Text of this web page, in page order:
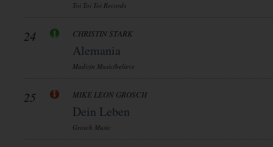
Toi Toi Toi Records
24 CHRISTIN STARK
Alemania
Madizin Music/believe
25 MIKE LEON GROSCH
Dein Leben
Grosch Music